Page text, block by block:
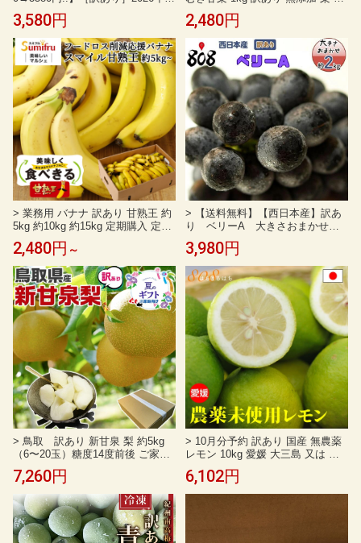
なし 約5kg サイズお任せ 梨 福岡
県産 幸水 豊水 秋麗 秋月 新高 新
興 王秋 あたご等 野菜ソムエリ&
フルーツマイスター なし ナシ ご
家庭用
3,580円
料無料 砂糖不使用 栗 くり お取り
寄せ お土産 送料無料 プレゼント
父の日ギフト 天津甘栗 無添加 お
得用 定番スイーツ まとめ買い 甘
栗 訳あり 大袋 無添加 甘栗 取り寄
せ 天津甘栗
2,480円
> 業務用 バナナ 訳あり 甘熟王 約
5kg 約10kg 約15kg 定期購入 定期
大量 30本 85本 フィリピン産 スミ
フル 学園祭 スポーツ 送料無料 ば
なな わけあり バナナジュース フ
ードロス 高地栽培
2,480円 ～
> 【送料無料】【西日本産】訳あ
り ベリーA 大きさおまかせ
種無しぶどう 1箱 約2kg(北海道
沖縄別途送料加算)
3,980円
> 鳥取 訳あり 新甘泉 梨 約5kg
（6〜20玉）糖度14度前後 ご家庭
用【しんかんせん鳥取県産ナシ】
お中元 家庭用 ギフト 送料無
料 常温便
7,260円
> 10月分予約 訳あり 国産 無農薬
レモン 10kg 愛媛 大三島 又は 広
島 瀬戸内 れもん 檸檬 家庭用 国産
防腐剤不使用 フルーツ 果物 祝い
内祝い お中元 母の日 父の日 敬老
6,102円